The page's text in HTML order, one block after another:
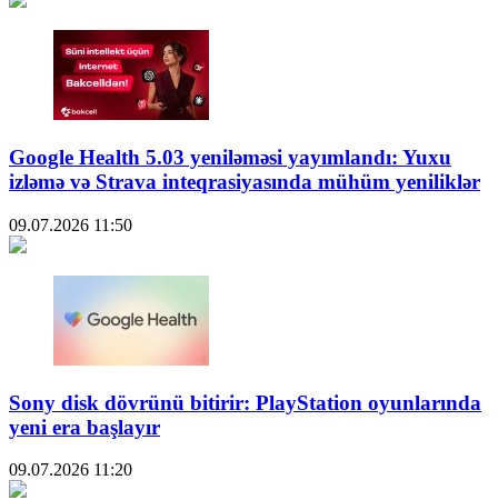
Google Health 5.03 yeniləməsi yayımlandı: Yuxu
izləmə və Strava inteqrasiyasında mühüm yeniliklər
09.07.2026 11:50
Sony disk dövrünü bitirir: PlayStation oyunlarında
yeni era başlayır
09.07.2026 11:20